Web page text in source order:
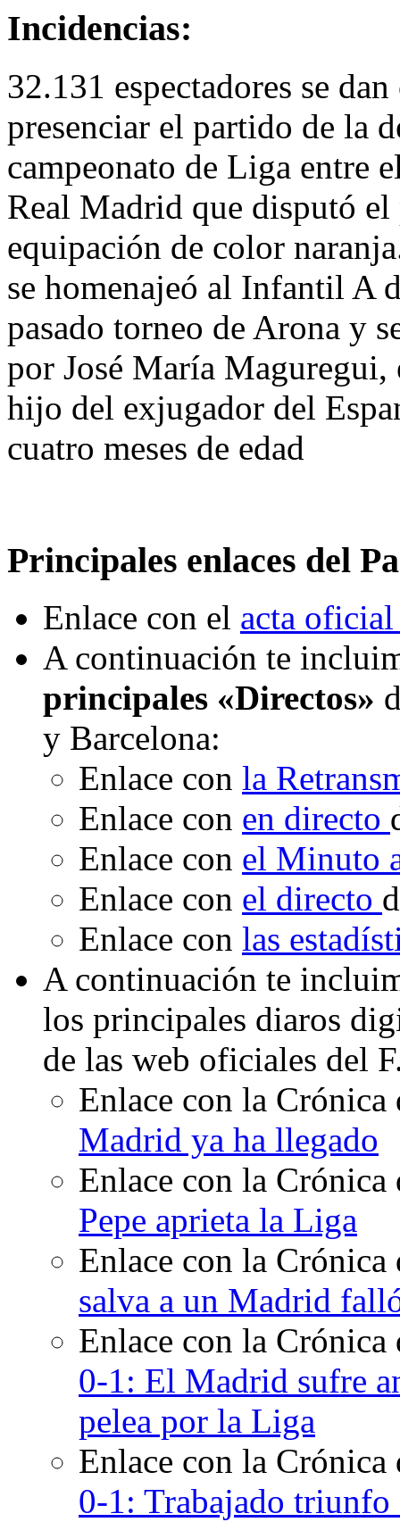
Incidencias:
32.131 espectadores se
presenciar el partido de la
campeonato de Liga entre
Real Madrid que disputó
equipación de color
se homenajeó al Infantil A
pasado torneo de Arona y
por José María
hijo del exjugador del
cuatro meses de edad
Principales enlaces del
Enlace con el acta
A continuación te
principales «Directos»
y Barcelona:
Enlace con la
Enlace con en directo
Enlace con el Minuto
Enlace con el directo
Enlace con las
A continuación te
los principales diaros
de las web oficiales del
Enlace con la
Madrid ya ha llegado
Enlace con la
Pepe aprieta la Liga
Enlace con la
salva a un Madrid
Enlace con la
0-1: El Madrid sufre
pelea por la Liga
Enlace con la
0-1: Trabajado triunfo